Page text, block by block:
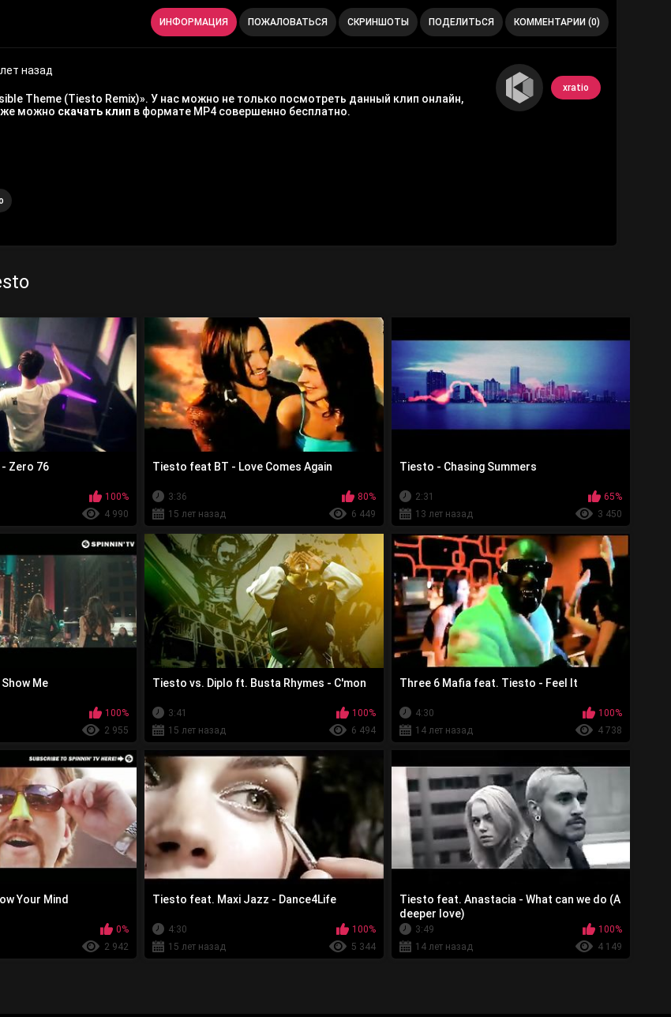
ИНФОРМАЦИЯ ПОЖАЛОВАТЬСЯ СКРИНШОТЫ ПОДЕЛИТЬСЯ КОММЕНТАРИИ (0)
xratio
назад
Theme (Tiesto Remix)». У нас можно не только посмотреть данный клип онлайн,
можно скачать клип в формате MP4 совершенно бесплатно.
Zero 76
100%
4 990
Tiesto feat BT - Love Comes Again
3:36
80%
15 лет назад
6 449
Tiesto - Chasing Summers
2:31
65%
13 лет назад
3 450
Me
100%
2 955
Tiesto vs. Diplo ft. Busta Rhymes - C'mon
3:41
100%
15 лет назад
6 494
Three 6 Mafia feat. Tiesto - Feel It
4:30
100%
14 лет назад
4 738
Your Mind
0%
2 942
Tiesto feat. Maxi Jazz - Dance4Life
4:30
100%
15 лет назад
5 344
Tiesto feat. Anastacia - What can we do (A
deeper love)
3:49
100%
14 лет назад
4 149